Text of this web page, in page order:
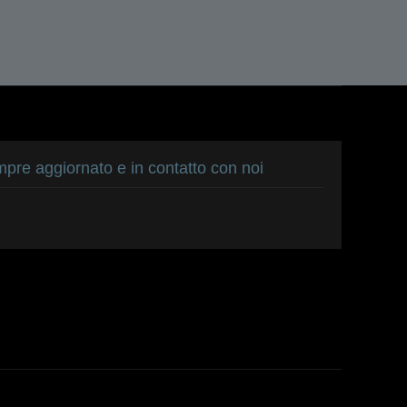
aggiornato e in contatto con noi